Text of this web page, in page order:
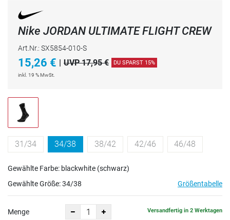
Nike JORDAN ULTIMATE FLIGHT CREW
Art.Nr.: SX5854-010-S
15,26 € | UVP 17,95 € DU SPARST 15%
inkl. 19 % MwSt.
31/34 34/38 38/42 42/46 46/48
Gewählte Farbe: blackwhite (schwarz)
Gewählte Größe:34/38 Größentabelle
Menge Versandfertig in 2 Werktagen